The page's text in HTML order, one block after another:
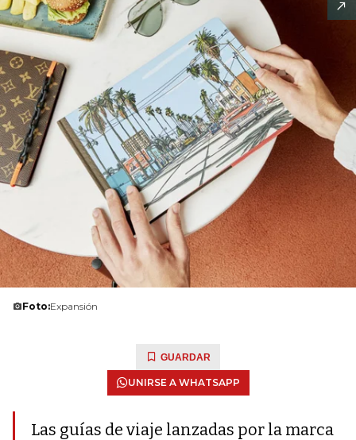
Foto:Expansión
GUARDAR
UNIRSE A WHATSAPP
Las guías de viaje lanzadas por la marca